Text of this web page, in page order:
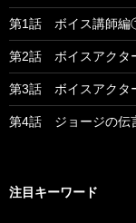
第1話 ボイス講師
第2話 ボイスアクタ
第3話 ボイスアク
第4話 ジョージの伝
注目キーワード